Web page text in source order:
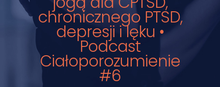
chronicznego PTSD,
depresji i lęku •
Podcast
Ciałoporozumienie
#6